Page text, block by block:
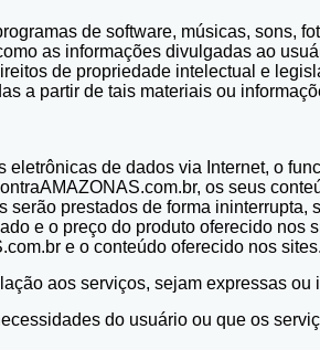
de software, músicas, sons,
as informações divulgadas ao
de propriedade intelectual e
a partir de tais materiais ou
de dados via Internet, o
os seus
prestados de forma ininterrupta,
e o preço do produto oferecido nos
e o conteúdo oferecido nos sites.
aos serviços, sejam expressas ou
do usuário ou que os